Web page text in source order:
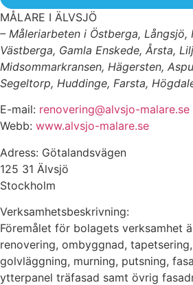
MÅLARE I ÄLVSJÖ
– Måleriarbeten i Östberga, Långsjö,
Västberga, Gamla Enskede, Årsta,
Midsommarkransen, Hägersten,
Segeltorp, Huddinge, Farsta,
E-mail: renovering@alvsjo-malare.se
Webb: www.alvsjo-malare.se
Adress: Götalandsvägen
125 31 Älvsjö
Stockholm
Verksamhetsbeskrivning:
Föremålet för bolagets verksamhet
renovering, ombyggnad,
golvläggning, murning, putsning,
ytterpanel träfasad samt övrig